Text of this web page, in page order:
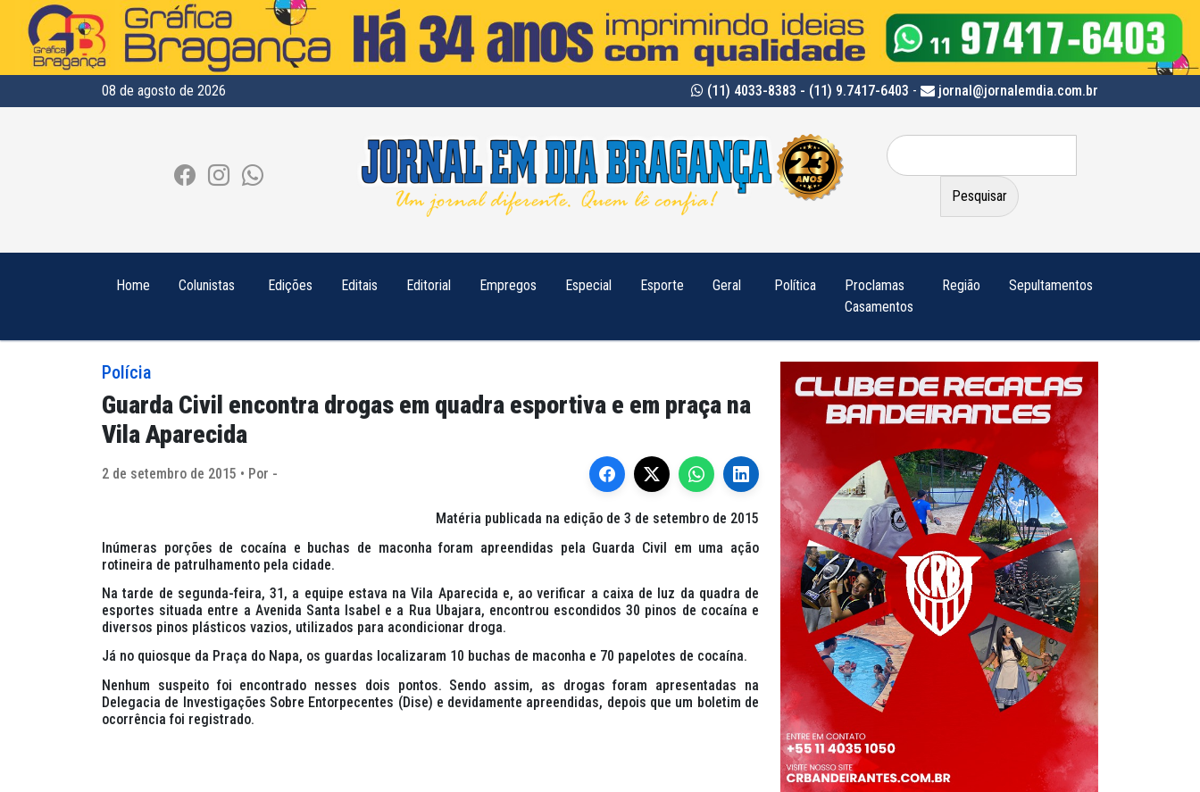
08 de agosto de 2026 (11) 4033-8383 - (11) 9.7417-6403 - jornal@jornalemdia.com.br
Pesquisar
por:
Home Colunistas Edições Editais Editorial Empregos Especial Esporte Geral Política
Proclamas
Casamentos
Região Sepultamentos
Polícia
Guarda Civil encontra drogas em quadra esportiva e em praça na
Vila Aparecida
2 de setembro de 2015 • Por -
Matéria publicada na edição de 3 de setembro de 2015
Inúmeras porções de cocaína e buchas de maconha foram apreendidas pela Guarda Civil em uma ação
rotineira de patrulhamento pela cidade.
Na tarde de segunda-feira, 31, a equipe estava na Vila Aparecida e, ao verificar a caixa de luz da quadra de
esportes situada entre a Avenida Santa Isabel e a Rua Ubajara, encontrou escondidos 30 pinos de cocaína e
diversos pinos plásticos vazios, utilizados para acondicionar droga.
Já no quiosque da Praça do Napa, os guardas localizaram 10 buchas de maconha e 70 papelotes de cocaína.
Nenhum suspeito foi encontrado nesses dois pontos. Sendo assim, as drogas foram apresentadas na
Delegacia de Investigações Sobre Entorpecentes (Dise) e devidamente apreendidas, depois que um boletim de
ocorrência foi registrado.